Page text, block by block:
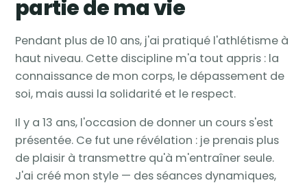
partie de ma vie
Pendant plus de 10 ans, j'ai pratiqué l'athlétisme à
haut niveau. Cette discipline m'a tout appris : la
connaissance de mon corps, le dépassement de
soi, mais aussi la solidarité et le respect.
Il y a 13 ans, l'occasion de donner un cours s'est
présentée. Ce fut une révélation : je prenais plus
de plaisir à transmettre qu'à m'entraîner seule.
J'ai créé mon style — des séances dynamiques,